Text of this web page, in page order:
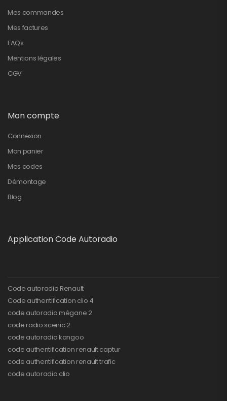
Mes commandes
Mes factures
FAQs
Mentions légales
CGV
Mon compte
Connexion
Mon panier
Mes codes
Démontage
Blog
Application Code Autoradio
Code autoradio Renault
Code authentification clio 4
code autoradio mégane 2
code radio scenic 2
code autoradio kangoo
code authentification renault captur
code authentification renault trafic
code autoradio clio